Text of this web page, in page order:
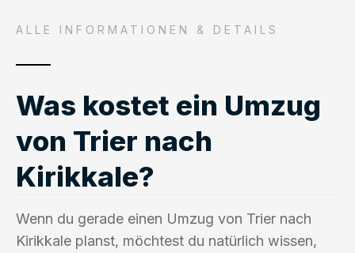
ALLE INFORMATIONEN & DETAILS
Was kostet ein Umzug
von Trier nach
Kirikkale?
Wenn du gerade einen Umzug von Trier nach
Kirikkale planst, möchtest du natürlich wissen,